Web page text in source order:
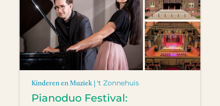
Kinderen en Muziek | 't Zonnehuis
Pianoduo Festival: